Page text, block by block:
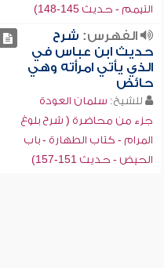
التيمم - حديث 145-148)
الفهرس: شرح
حديث ابن عباس في
الذي يأتي امرأته وهي
حائض
للشيخ: سلمان العودة
جزء من محاضرة ( شرح بلوغ
المرام - كتاب الطهارة - باب
الحيض - حديث 151-157)